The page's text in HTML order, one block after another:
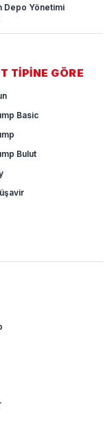
Depo Yönetimi
TİPİNE GÖRE
Basic
Bulut